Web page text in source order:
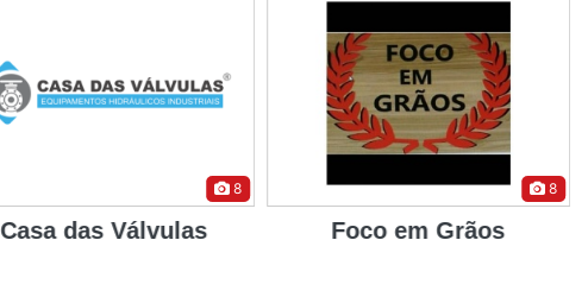
8
Casa das Válvulas
8
Foco em Grãos